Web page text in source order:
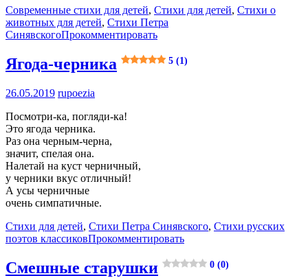
Современные стихи для детей, Стихи для детей, Стихи о
животных для детей, Стихи Петра
СинявскогоПрокомментировать
Ягода-черника 5 (1)
26.05.2019 rupoezia
Посмотри-ка, погляди-ка!
Это ягода черника.
Раз она черным-черна,
значит, спелая она.
Налетай на куст черничный,
у черники вкус отличный!
А усы черничные
очень симпатичные.
Стихи для детей, Стихи Петра Синявского, Стихи русских
поэтов классиковПрокомментировать
Смешные старушки 0 (0)